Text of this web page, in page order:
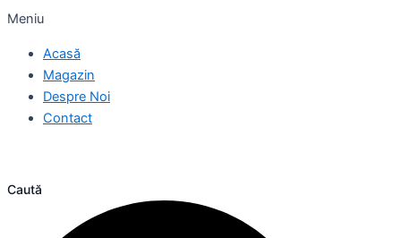
Meniu
Acasă
Magazin
Despre Noi
Contact
Caută